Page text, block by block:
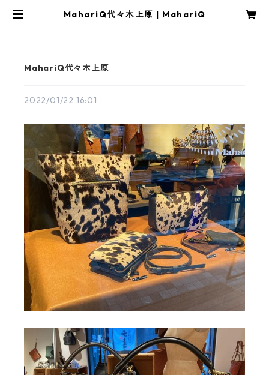
MahariQ代々木上原 | MahariQ
MahariQ代々木上原
2022/01/22 16:01